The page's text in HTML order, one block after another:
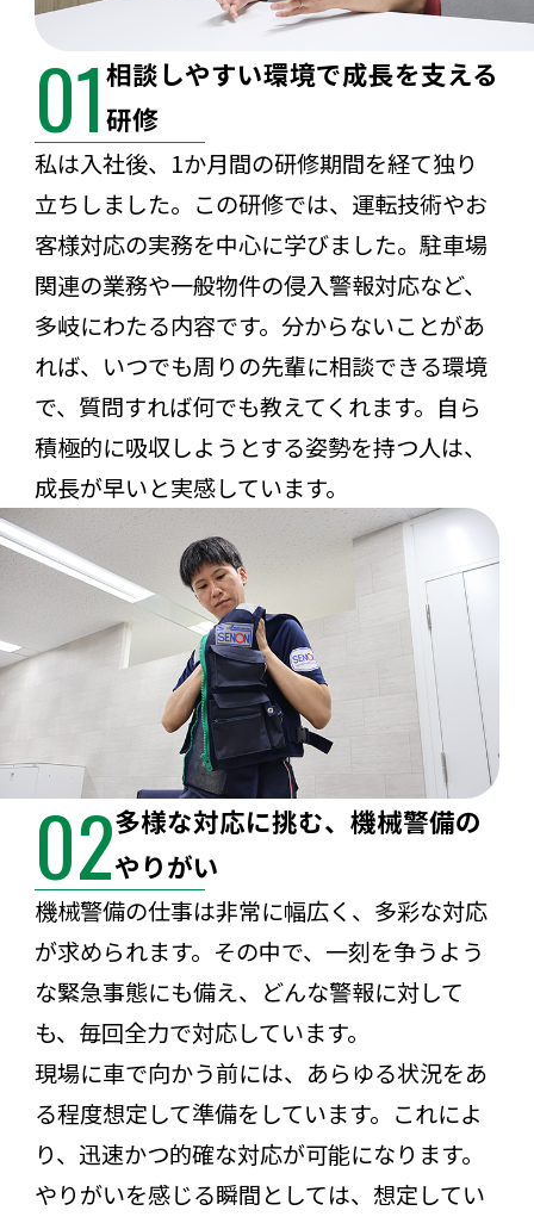
01相談しやすい環境で成長を支える
研修
私は入社後、1か月間の研修期間を経て独り
立ちしました。この研修では、運転技術やお
客様対応の実務を中心に学びました。駐車場
関連の業務や一般物件の侵入警報対応など、
多岐にわたる内容です。分からないことがあ
れば、いつでも周りの先輩に相談できる環境
で、質問すれば何でも教えてくれます。自ら
積極的に吸収しようとする姿勢を持つ人は、
成長が早いと実感しています。
02多様な対応に挑む、機械警備の
やりがい
機械警備の仕事は非常に幅広く、多彩な対応
が求められます。その中で、一刻を争うよう
な緊急事態にも備え、どんな警報に対して
も、毎回全力で対応しています。
現場に車で向かう前には、あらゆる状況をあ
る程度想定して準備をしています。これによ
り、迅速かつ的確な対応が可能になります。
やりがいを感じる瞬間としては、想定してい